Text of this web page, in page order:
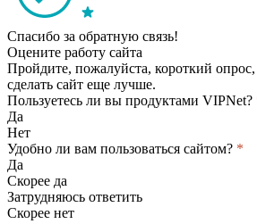
Спасибо за обратную связь!
Оцените работу сайта
Пройдите, пожалуйста, короткий
сделать сайт еще лучше.
Пользуетесь ли вы продуктами VIPNet?
Да
Нет
Удобно ли вам пользоваться сайтом? *
Да
Скорее да
Затрудняюсь ответить
Скорее нет